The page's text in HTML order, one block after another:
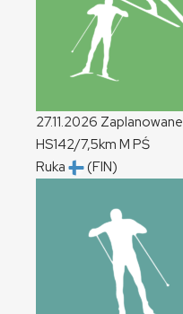
27.11.2026 Zaplanowane
HS142/7,5km M PŚ
Ruka
(FIN)